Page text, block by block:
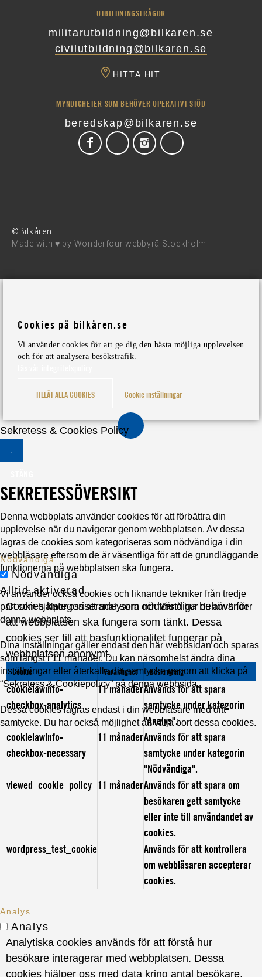
UTBILDNINGSFRÅGOR
militarutbildning@bilkaren.se
civilutbildning@bilkaren.se
HITTA HIT
MYNDIGHETER SOM BEHÖVER OPERATIVT STÖD
beredskap@bilkaren.se
©Bilkåren
Made with ♥ by Wonderfour webbyrå Stockholm
Cookies på bilkåren.se
Vi använder cookies för att ge dig den bästa möjliga upplevelsen
och för att analysera besökstrafik.
TILLÅT ALLA COOKIES Cookie inställningar
Sekretess & Cookies Policy
SEKRETESSÖVERSIKT
Denna webbplats använder cookies för att förbättra din
upplevelse när du navigerar genom webbplatsen. Av dessa
lagras de cookies som kategoriseras som nödvändiga i din
webbläsare eftersom de är väsentliga för att de grundläggande
funktionerna på webbplatsen ska fungera.
Vi använder också cookies och liknande tekniker från tredje
part som hjälper oss att analysera och förstå hur du använder
denna webbplats.
Dina inställningar gäller endast den här webbsidan och sparas
som längst i 11 månader. Du kan närsomhelst ändra dina
inställningar eller återkalla ditt samtycke genom att klicka på
“Sekretess & Cookiepolicy” på denna webbsida.
Dessa cookies lagras endast i din webbläsare med ditt
samtycke. Du har också möjlighet att välja bort dessa cookies.
Nödvändiga
Nödvändiga
Alltid aktiverad
Cookies kategoriserade som nödvändiga behövs för
att webbplatsen ska fungera som tänkt. Dessa
cookies ser till att basfunktionalitet fungerar på
webbplatsen anonymt.
Cookie Varaktighet Beskrivning
cookielawinfo-
checkbox-analytics
11 månaderAnvänds för att spara
samtycke under kategorin
"Analys".
cookielawinfo-
checkbox-necessary
11 månaderAnvänds för att spara
samtycke under kategorin
"Nödvändiga".
viewed_cookie_policy 11 månaderAnvänds för att spara om
besökaren gett samtycke
eller inte till användandet av
cookies.
wordpress_test_cookie
Används för att kontrollera
om webbläsaren accepterar
cookies.
Analys
Analys
Analytiska cookies används för att förstå hur
besökare interagerar med webbplatsen. Dessa
cookies hjälper oss med data kring antal besökare,